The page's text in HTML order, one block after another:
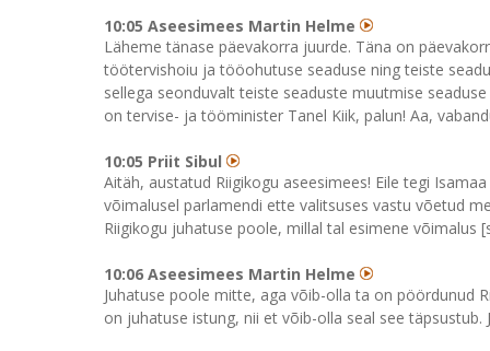
10:05 Aseesimees Martin Helme
Läheme tänase päevakorra juurde. Täna on
töötervishoiu ja tööohutuse seaduse ning teiste
sellega seonduvalt teiste seaduste muutmise
on tervise- ja tööminister Tanel Kiik, palun! Aa,
10:05 Priit Sibul
Aitäh, austatud Riigikogu aseesimees! Eile tegi
võimalusel parlamendi ette valitsuses vastu võetud
Riigikogu juhatuse poole, millal tal esimene võimalus
10:06 Aseesimees Martin Helme
Juhatuse poole mitte, aga võib-olla ta on pöördunud
on juhatuse istung, nii et võib-olla seal see täpsustub.